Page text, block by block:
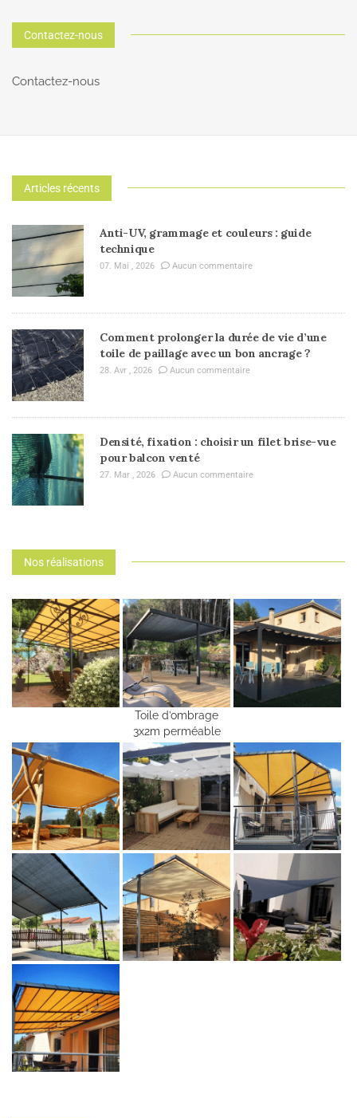
Contactez-nous
Contactez-nous
Articles récents
Anti-UV, grammage et couleurs : guide
technique
07. Mai , 2026 Aucun commentaire
Comment prolonger la durée de vie d’une
toile de paillage avec un bon ancrage ?
28. Avr , 2026 Aucun commentaire
Densité, fixation : choisir un filet brise-vue
pour balcon venté
27. Mar , 2026 Aucun commentaire
Nos réalisations
Toile d’ombrage
3x2m perméable